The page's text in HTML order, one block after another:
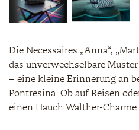
Die Necessaires „Anna“,
das unverwechselbare
– eine kleine Erinnerung an
Pontresina. Ob auf Reisen
einen Hauch Walther-